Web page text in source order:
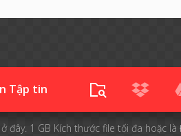
Tập tin
đây. 1 GB Kích thước file tối đa hoặc là